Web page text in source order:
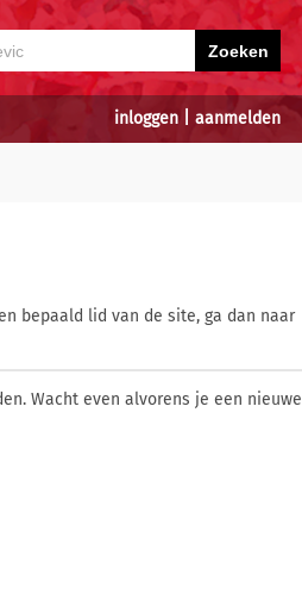
inloggen aanmelden
bepaald lid van de site, ga dan naar
Wacht even alvorens je een nieuwe